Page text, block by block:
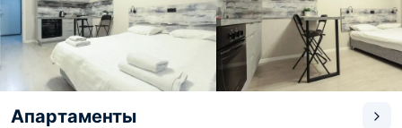
Апартаменты